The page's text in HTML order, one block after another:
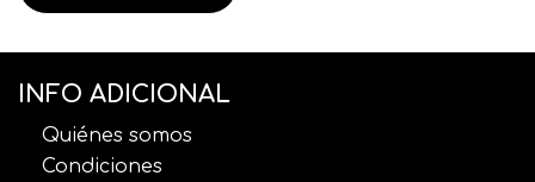
INFO ADICIONAL
Quiénes somos
Condiciones